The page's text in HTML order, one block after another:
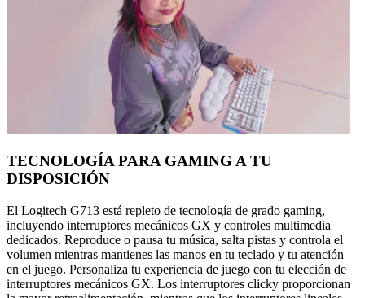
TECNOLOGÍA PARA GAMING A TU
DISPOSICIÓN
El Logitech G713 está repleto de tecnología de grado gaming,
incluyendo interruptores mecánicos GX y controles multimedia
dedicados. Reproduce o pausa tu música, salta pistas y controla el
volumen mientras mantienes las manos en tu teclado y tu atención
en el juego. Personaliza tu experiencia de juego con tu elección de
interruptores mecánicos GX. Los interruptores clicky proporcionan